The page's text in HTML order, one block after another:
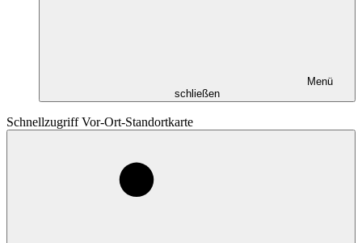
Menü
schließen
Schnellzugriff Vor-Ort-Standortkarte